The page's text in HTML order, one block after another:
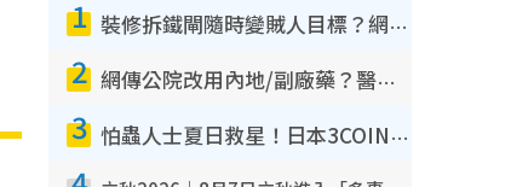
1 裝修拆鐵閘隨時變賊人目標？網民揭2大關鍵用途：裝新式等於白裝？附新舊鐵閘分別
2 網傳公院改用內地/副廠藥？醫生拆解正副廠分別 揭4類人換藥隨時出事
3 怕蟲人士夏日救星！日本3COINS爆紅驅蟲神器$45起 1招「全程免觸碰」輕鬆搞定小強